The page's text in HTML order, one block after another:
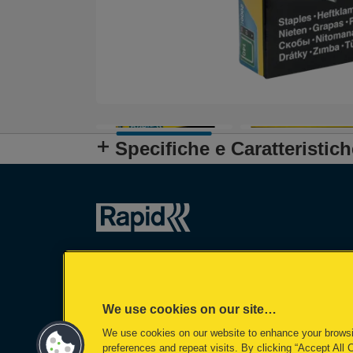
Specifiche e
We use cookies on our site…
We use cookies on our website to enhance your
preferences and repeat visits. By clicking “Accept All